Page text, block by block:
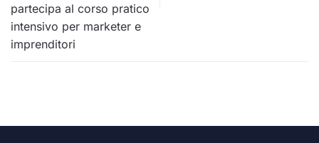
partecipa al corso pratico
intensivo per marketer e
imprenditori